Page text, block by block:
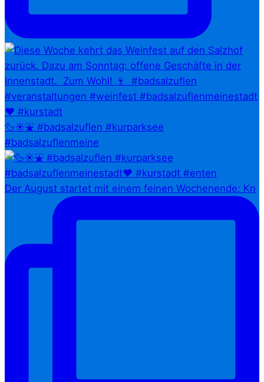
🦆☀️⛲ #badsalzuflen #kurparksee
#badsalzuflenmeine
Der August startet mit einem feinen Wochenende: Kn